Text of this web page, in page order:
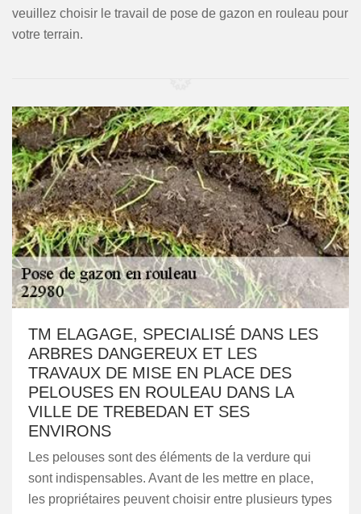
veuillez choisir le travail de pose de gazon en rouleau pour
votre terrain.
TM ELAGAGE, SPECIALISÉ DANS LES
ARBRES DANGEREUX ET LES
TRAVAUX DE MISE EN PLACE DES
PELOUSES EN ROULEAU DANS LA
VILLE DE TREBEDAN ET SES
ENVIRONS
Les pelouses sont des éléments de la verdure qui
sont indispensables. Avant de les mettre en place,
les propriétaires peuvent choisir entre plusieurs types